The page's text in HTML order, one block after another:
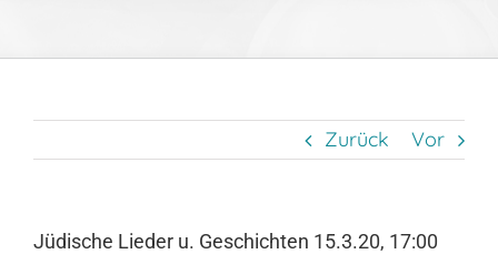
Zurück Vor
Jüdische Lieder u. Geschichten 15.3.20, 17:00